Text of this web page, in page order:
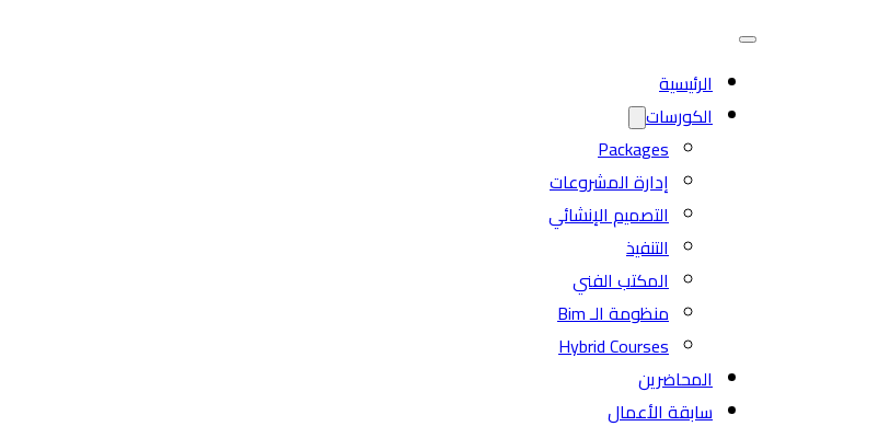
الرئيسية
الكورسات
Packages
إدارة المشروعات
التصميم الإنشائي
التنفيذ
المكتب الفني
منظومة الـ Bim
Hybrid Courses
المحاضرين
سابقة الأعمال